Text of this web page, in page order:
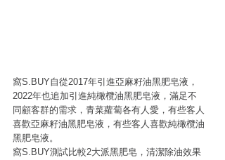
窩S.BUY自從2017年引進亞麻籽油黑肥皂液，
2022年也追加引進純橄欖油黑肥皂液，滿足不
同顧客群的需求，青菜蘿蔔各有人愛，有些客人
喜歡亞麻籽油黑肥皂液，有些客人喜歡純橄欖油
黑肥皂液。
窩S.BUY測試比較2大派黑肥皂，清潔除油效果